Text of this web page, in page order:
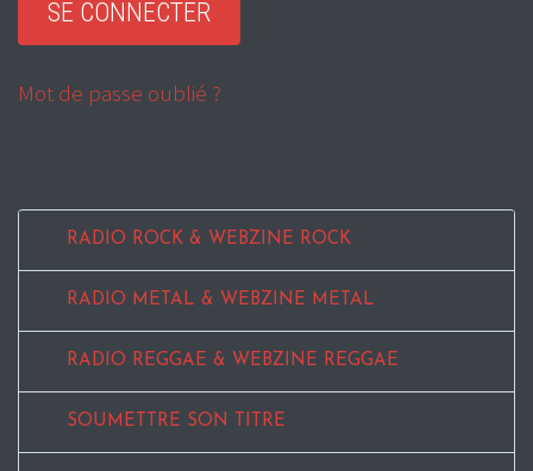
Mot de passe oublié ?
RADIO ROCK & WEBZINE ROCK
RADIO METAL & WEBZINE METAL
RADIO REGGAE & WEBZINE REGGAE
SOUMETTRE SON TITRE